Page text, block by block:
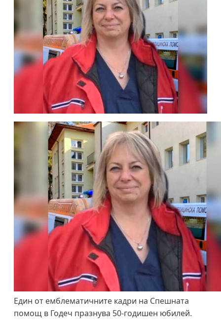
Един от емблематичните кадри на Спешната
помощ в Годеч празнува 50-годишен юбилей.